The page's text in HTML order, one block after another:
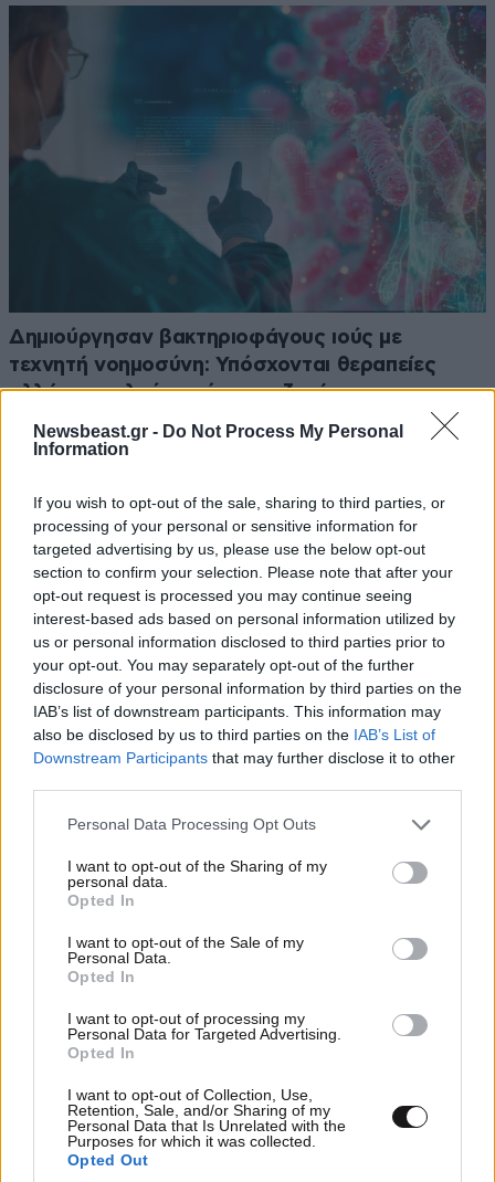
Newsbeast.gr - Do Not Process My Personal
Information
If you wish to opt-out of the sale, sharing to third parties, or
processing of your personal or sensitive information for
targeted advertising by us, please use the below opt-out
section to confirm your selection. Please note that after your
opt-out request is processed you may continue seeing
interest-based ads based on personal information utilized by
us or personal information disclosed to third parties prior to
your opt-out. You may separately opt-out of the further
disclosure of your personal information by third parties on the
IAB’s list of downstream participants. This information may
also be disclosed by us to third parties on the IAB’s List of
Downstream Participants that may further disclose it to other
Please note that this website/app uses one or more Google
not limited to your visit or usage behaviour. You may click to
grant or deny consent to Google and its third-party tags to
use your data for below specified purposes in below Google
consent section.
Personal Data Processing Opt Outs
I want to opt-out of the Sharing of my
personal data.
Opted In
I want to opt-out of the Sale of my
Personal Data.
Opted In
I want to opt-out of processing my
Personal Data for Targeted Advertising.
Opted In
I want to opt-out of Collection, Use,
Retention, Sale, and/or Sharing of my
Personal Data that Is Unrelated with the
Purposes for which it was collected.
Opted Out
Δημιούργησαν βακτηριοφάγους ιούς με
τεχνητή νοημοσύνη: Υπόσχονται θεραπείες
αλλά προκαλούν τρόμο για ζητήματα
βιοασφάλειας
Δημιουργεί ιστορίες που οι άνθρωποι τις
προτιμούν από τα μυθιστορήματα